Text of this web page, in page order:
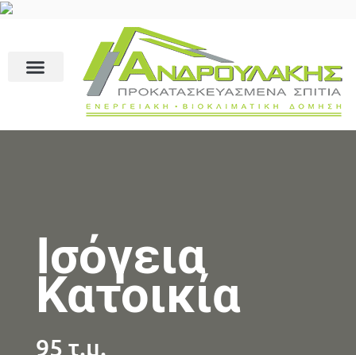
Ισόγεια
Κατοικία
95 τ.μ.